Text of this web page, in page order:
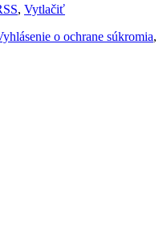
, Vytlačiť
o ochrane súkromia,